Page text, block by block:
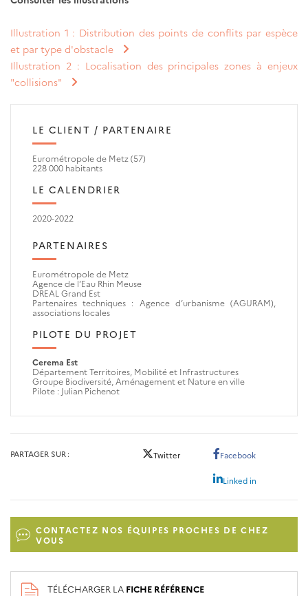
Illustration 1 : Distribution des points de conflits par espèce
et par type d'obstacle
Illustration 2 : Localisation des principales zones à enjeux
"collisions"
LE CLIENT / PARTENAIRE
Eurométropole de Metz (57)
228 000 habitants
LE CALENDRIER
2020-2022
PARTENAIRES
Eurométropole de Metz
Agence de l’Eau Rhin Meuse
DREAL Grand Est
Partenaires techniques : Agence d’urbanisme (AGURAM),
associations locales
PILOTE DU PROJET
Cerema Est
Département Territoires, Mobilité et Infrastructures
Groupe Biodiversité, Aménagement et Nature en ville
Pilote : Julian Pichenot
PARTAGER SUR Twitter Facebook
Linked in
CONTACTEZ NOS ÉQUIPES PROCHES DE CHEZ
VOUS
TÉLÉCHARGER LA FICHE RÉFÉRENCE